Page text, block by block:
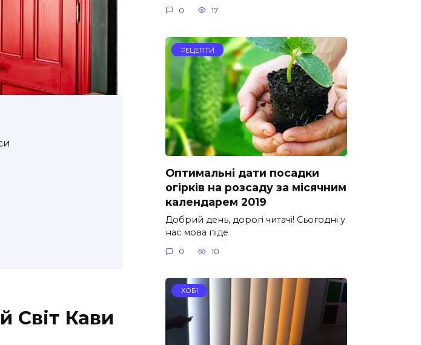
Світ Кави
0 17
РЕЦЕПТИ
Оптимальні дати посадки
огірків на розсаду за місячним
календарем 2019
Добрий день, дорогі читачі! Сьогодні у
нас мова піде
0 10
ХОБІ